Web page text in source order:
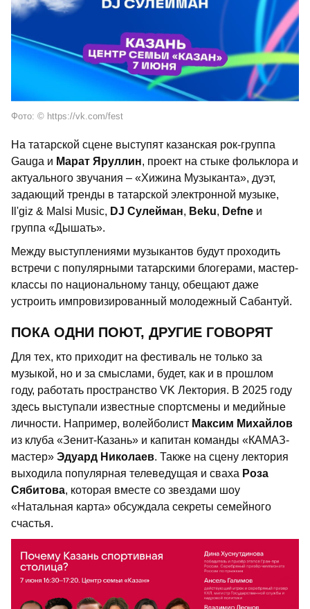
Фото: © https://vk.com/fest
На татарской сцене выступят казанская рок-группа
Gauga и Марат Яруллин, проект на стыке фольклора и
актуального звучания – «Хижина Музыканта», дуэт,
задающий тренды в татарской электронной музыке,
Il'giz & Malsi Music, DJ Сулейман, Beku, Defne и
группа «Дышать».
Между выступлениями музыкантов будут проходить
встречи с популярными татарскими блогерами, мастер-
классы по национальному танцу, обещают даже
устроить импровизированный молодежный Сабантуй.
ПОКА ОДНИ ПОЮТ, ДРУГИЕ ГОВОРЯТ
Для тех, кто приходит на фестиваль не только за
музыкой, но и за смыслами, будет, как и в прошлом
году, работать пространство VK Лектория. В 2025 году
здесь выступали известные спортсмены и медийные
личности. Например, волейболист Максим Михайлов
из клуба «Зенит-Казань» и капитан команды «КАМАЗ-
мастер» Эдуард Николаев. Также на сцену лектория
выходила популярная телеведущая и сваха Роза
Сябитова, которая вместе со звездами шоу
«Натальная карта» обсуждала секреты семейного
счастья.